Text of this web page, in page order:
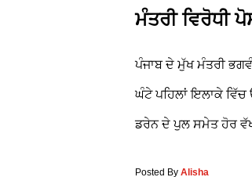
ਮੰਤਰੀ ਵਿਰੋਧੀ
ਪੰਜਾਬ ਦੇ ਮੁੱਖ ਮੰਤਰੀ
ਘੰਟੇ ਪਹਿਲਾਂ ਇਲਾਕੇ
ਡਰੇਨ ਦੇ ਪੁਲ ਸਮੇਤ ਹੋਰ
Posted By Alisha